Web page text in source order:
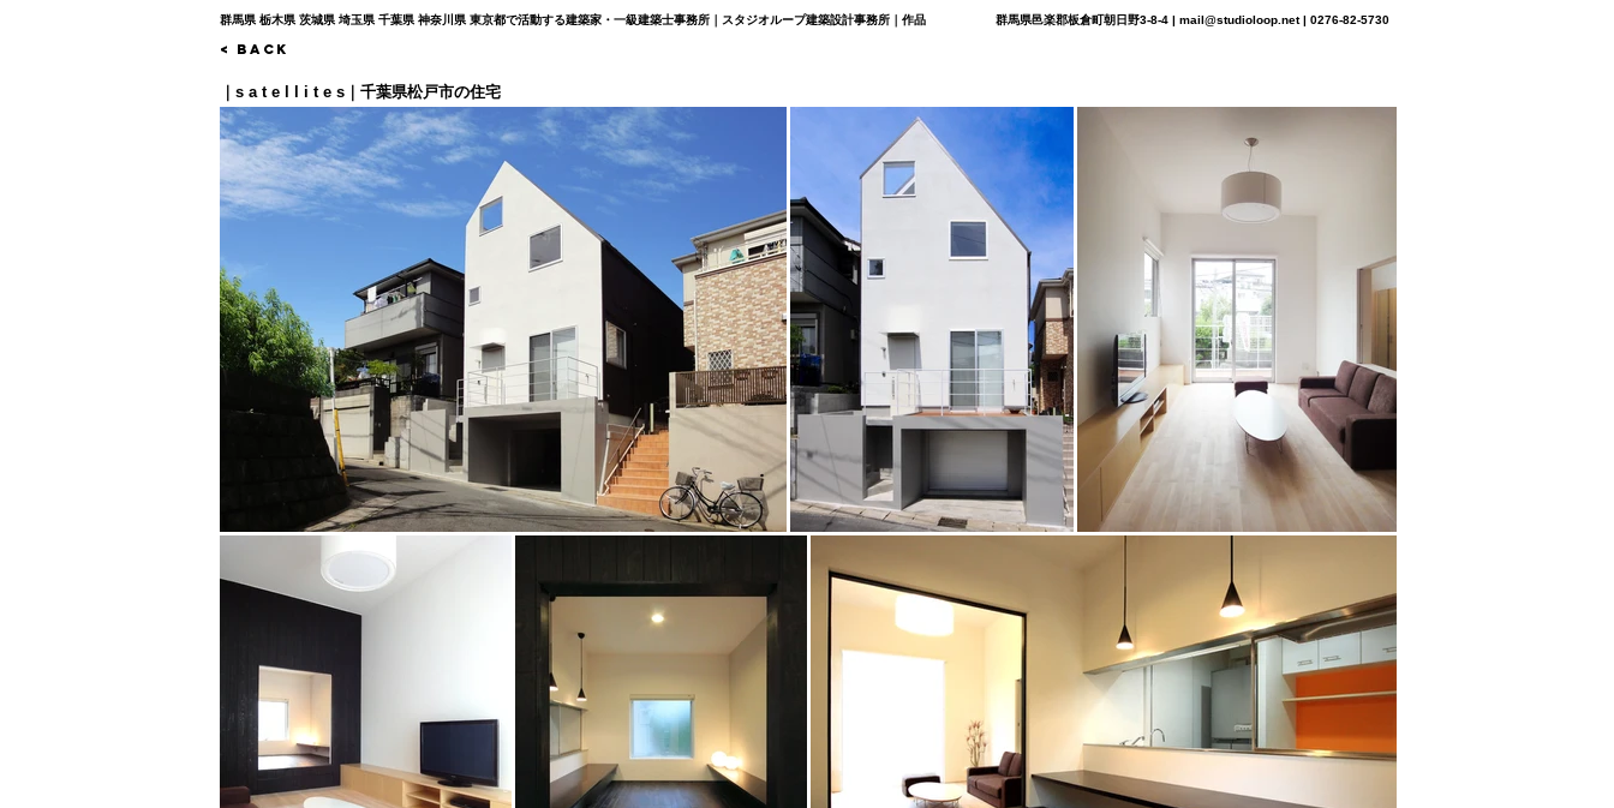
群馬県 栃木県 茨城県 埼玉県 千葉県 神奈川県 東京都で活動する建築家・一級建築士事務所｜スタジオループ建築設計事務所｜作品 群馬県邑楽郡板倉町朝日野3-8-4 | mail@studioloop.net| 0276-82-5730
< Back
｜s a t e l l i t e s｜千葉県松戸市の住宅